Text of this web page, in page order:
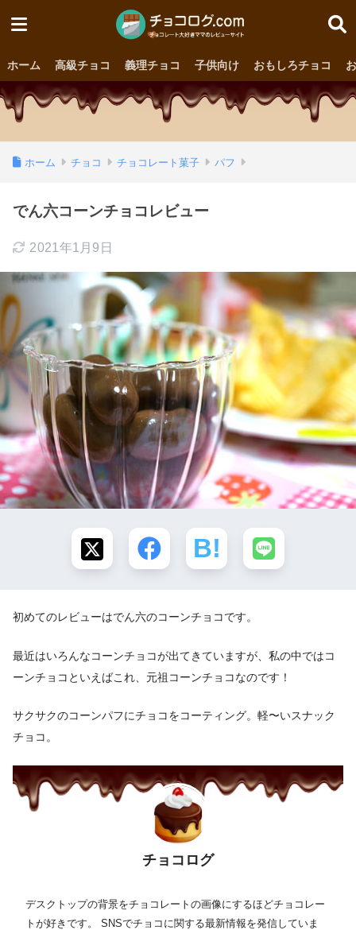
ホーム 高級チョコ 義理チョコ 子供向け おもしろチョコ
ホーム チョコ チョコレート菓子 パフ
でん六コーンチョコレビュー
2021年1月9日
初めてのレビューはでん六のコーンチョコです。
最近はいろんなコーンチョコが出てきていますが、私の中ではコ
ーンチョコといえばこれ、元祖コーンチョコなのです！
サクサクのコーンパフにチョコをコーティング。軽〜いスナック
チョコ。
チョコログ
デスクトップの背景をチョコレートの画像にするほどチョコレー
トが好きです。 SNSでチョコに関する最新情報を発信していま